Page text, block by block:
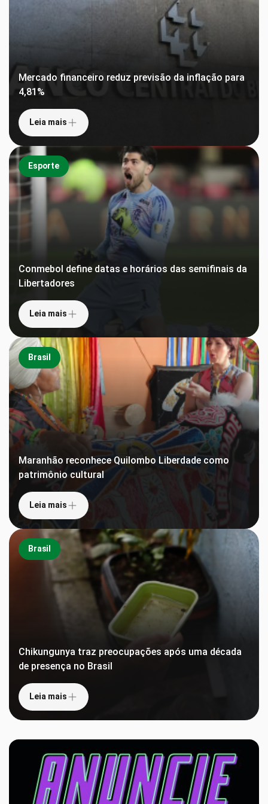
Mercado financeiro reduz previsão da inflação para
4,81%
Leia mais
Esporte
Conmebol define datas e horários das semifinais da
Libertadores
Leia mais
Brasil
Maranhão reconhece Quilombo Liberdade como
patrimônio cultural
Leia mais
Brasil
Chikungunya traz preocupações após uma década
de presença no Brasil
Leia mais